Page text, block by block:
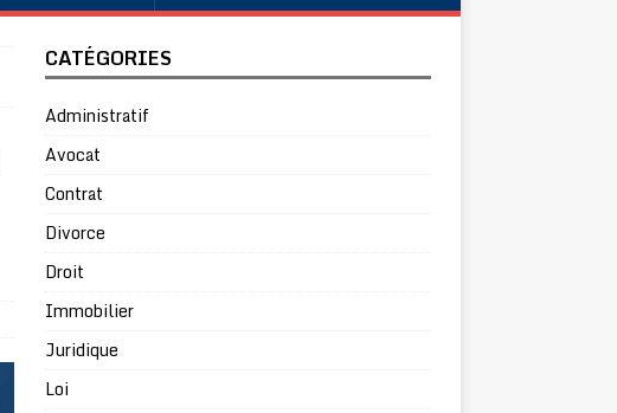
CATÉGORIES
Administratif
Avocat
Contrat
Divorce
Droit
Immobilier
Juridique
Loi